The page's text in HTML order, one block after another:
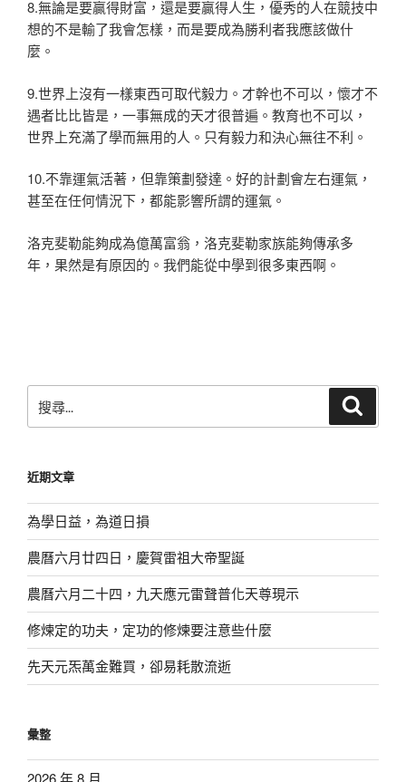
8.無論是要贏得財富，還是要贏得人生，優秀的人在競技中
想的不是輸了我會怎樣，而是要成為勝利者我應該做什
麼。
9.世界上沒有一樣東西可取代毅力。才幹也不可以，懷才不
遇者比比皆是，一事無成的天才很普遍。教育也不可以，
世界上充滿了學而無用的人。只有毅力和決心無往不利。
10.不靠運氣活著，但靠策劃發達。好的計劃會左右運氣，
甚至在任何情況下，都能影響所謂的運氣。
洛克斐勒能夠成為億萬富翁，洛克斐勒家族能夠傳承多
年，果然是有原因的。我們能從中學到很多東西啊。
尋
字:
近期文章
為學日益，為道日損
農曆六月廿四日，慶賀雷祖大帝聖誕
農曆六月二十四，九天應元雷聲普化天尊現示
修煉定的功夫，定功的修煉要注意些什麼
先天元炁萬金難買，卻易耗散流逝
彙整
2026 年 8 月